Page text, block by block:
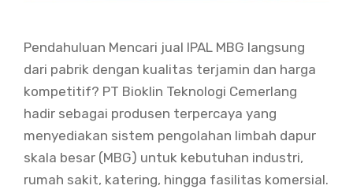
Pendahuluan Mencari jual IPAL MBG langsung
dari pabrik dengan kualitas terjamin dan harga
kompetitif? PT Bioklin Teknologi Cemerlang
hadir sebagai produsen terpercaya yang
menyediakan sistem pengolahan limbah dapur
skala besar (MBG) untuk kebutuhan industri,
rumah sakit, katering, hingga fasilitas komersial.